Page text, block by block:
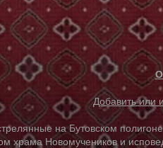
О
Добавить или
на Бутовском полигоне
храма Новомучеников и